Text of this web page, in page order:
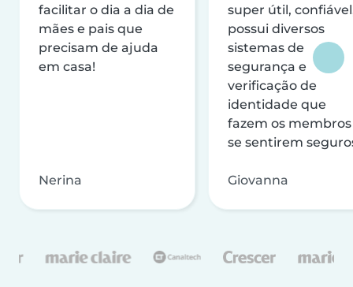
facilitar o dia a dia de
mães e pais que
precisam de ajuda
em casa!
Nerina
super útil,
possui diversos
sistemas de
segurança e
verificação de
identidade que
fazem os membros
se sentirem
Giovanna